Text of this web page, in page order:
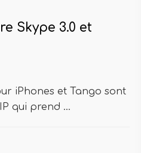
Skype 3.0 et
iPhones et Tango sont
qui prend ...